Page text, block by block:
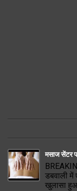
मसाज सेंटर
डबवाली
खुलासा